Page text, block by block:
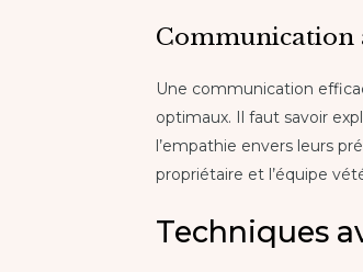
Communication
Une communication
optimaux. Il faut savoir
l’empathie envers leurs
propriétaire et l’équipe
Techniques